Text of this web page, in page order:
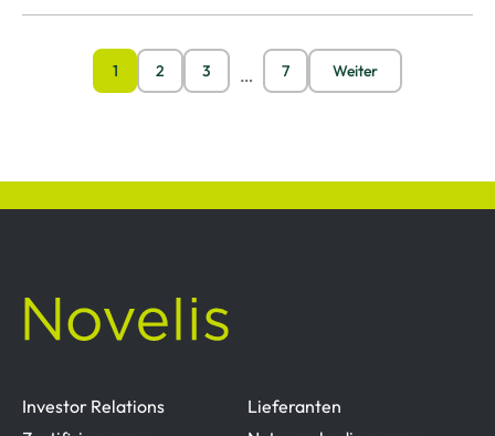
1 2 3 … 7 Weiter
Investor Relations
Lieferanten